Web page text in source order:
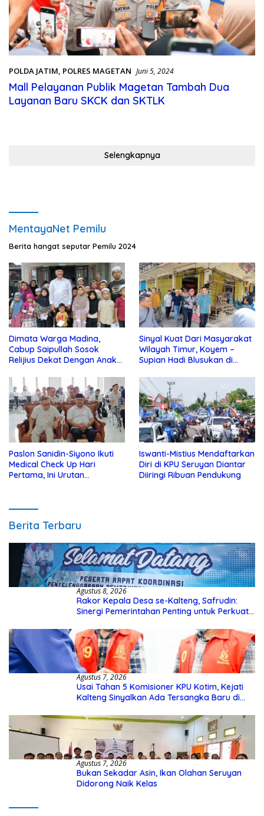
POLDA JATIM, POLRES MAGETAN Juni 5, 2024
Mall Pelayanan Publik Magetan Tambah Dua
Layanan Baru SKCK dan SKTLK
Selengkapnya
MentayaNet Pemilu
Berita hangat seputar Pemilu 2024
Dimata Warga Madina,
Cabup Saipullah Sosok
Relijius Dekat Dengan Anak
Sinyal Kuat Dari Masyarakat
Wilayah Timur, Koyem –
Supian Hadi Blusukan di
Paslon Sanidin-Siyono Ikuti
Medical Check Up Hari
Pertama, Ini Urutan
Iswanti-Mistius Mendaftarkan
Diri di KPU Seruyan Diantar
Diiringi Ribuan Pendukung
Berita Terbaru
Agustus 8, 2026
Rakor Kepala Desa se-Kalteng, Safrudin:
Sinergi Pemerintahan Penting untuk Perkuat
Agustus 7, 2026
Usai Tahan 5 Komisioner KPU Kotim, Kejati
Kalteng Sinyalkan Ada Tersangka Baru di
Agustus 7, 2026
Bukan Sekadar Asin, Ikan Olahan Seruyan
Didorong Naik Kelas